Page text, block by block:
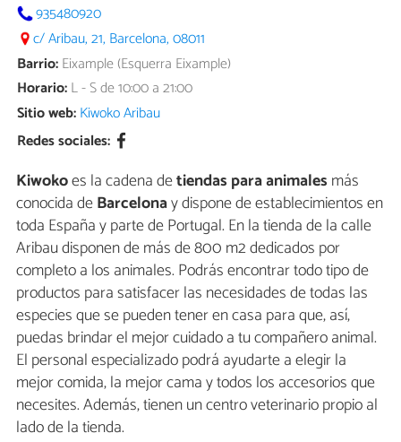
935480920
c/ Aribau, 21, Barcelona, 08011
Barrio:Eixample (Esquerra Eixample)
Horario:L - S de 10:00 a 21:00
Sitio web:Kiwoko Aribau
Redes sociales:
Kiwokoes la cadena detiendas para animales más
conocida deBarcelonay dispone de establecimientos en
toda España y parte de Portugal. En la tienda de la calle
Aribau disponen de más de 800 m2 dedicados por
completo a los animales. Podrás encontrar todo tipo de
productos para satisfacer las necesidades de todas las
especies que se pueden tener en casa para que, así,
puedas brindar el mejor cuidado a tu compañero animal.
El personal especializado podrá ayudarte a elegir la
mejor comida, la mejor cama y todos los accesorios que
necesites. Además, tienen un centro veterinario propio al
lado de la tienda.